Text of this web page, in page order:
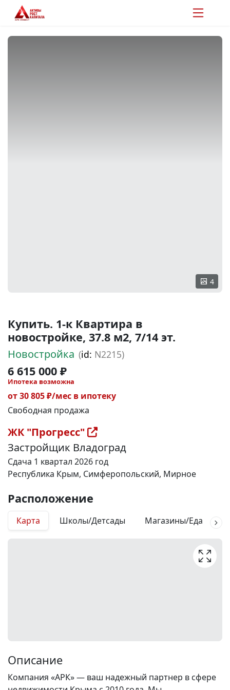
4
Купить. 1-к Квартира в
новостройке, 37.8 м2, 7/14 эт.
Новостройка (id: N2215)
6 615 000 ₽
Ипотека возможна
от 30 805 ₽/мес в ипотеку
Свободная продажа
ЖК "Прогресс"
Застройщик Владоград
Сдача 1 квартал 2026 год
Республика Крым, Симферопольский, Мирное
Расположение
Карта Школы/Детсады Магазины/Еда
Описание
Компания «АРК» — ваш надежный партнер в сфере